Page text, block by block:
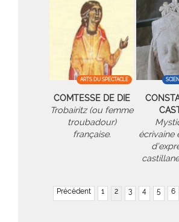
ARTS DU SPECTACLE
COMTESSE DE DIE
Trobairitz (ou femme
troubadour)
française.
écrivaine
Précédent 1 2 3 4 5 6